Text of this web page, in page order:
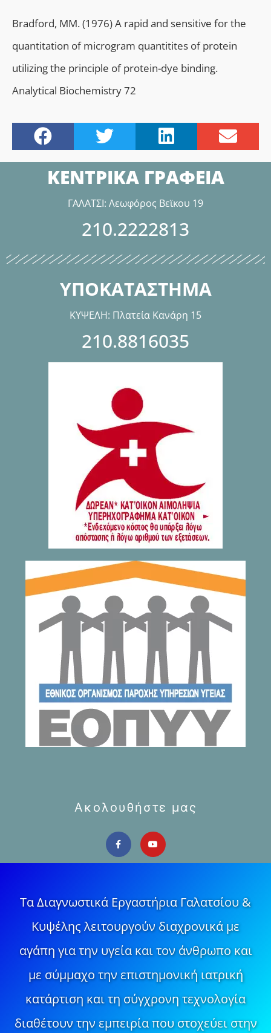
Bradford, MM. (1976) A rapid and sensitive for the
quantitation of microgram quantitites of protein
utilizing the principle of protein-dye binding.
Analytical Biochemistry 72
ΚΕΝΤΡΙΚΑ ΓΡΑΦΕΙΑ
ΓΑΛΑΤΣΙ: Λεωφόρος Βεϊκου 19
210.2222813
ΥΠΟΚΑΤΑΣΤΗΜΑ
ΚΥΨΕΛΗ: Πλατεία Κανάρη 15
210.8816035
Ακολουθήστε μας
Τα Διαγνωστικά Εργαστήρια Γαλατσίου &
Κυψέλης λειτουργούν διαχρονικά με
αγάπη για την υγεία και τον άνθρωπο και
με σύμμαχο την επιστημονική ιατρική
κατάρτιση και τη σύγχρονη τεχνολογία
διαθέτουν την εμπειρία που στοχεύει στην